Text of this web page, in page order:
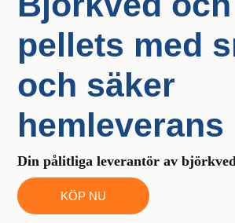
pellets med
och säker
hemleverans
Din pålitliga leverantör av
KÖP NU